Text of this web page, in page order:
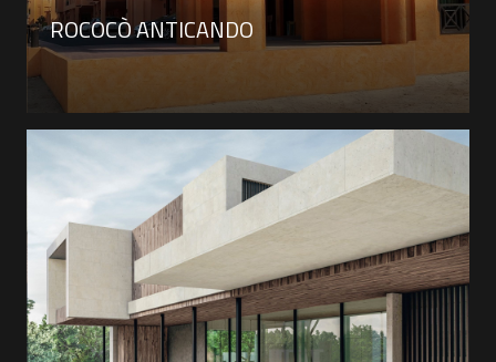
ROCOCÒ ANTICANDO